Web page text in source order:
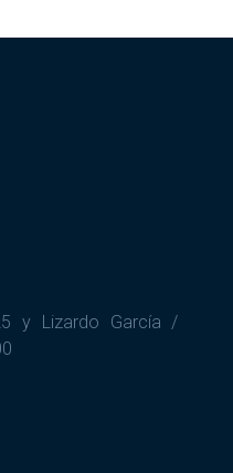
y Lizardo García /